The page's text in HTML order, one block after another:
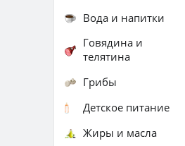
Вода и напитки
Говядина и
телятина
Грибы
Детское питание
Жиры и масла